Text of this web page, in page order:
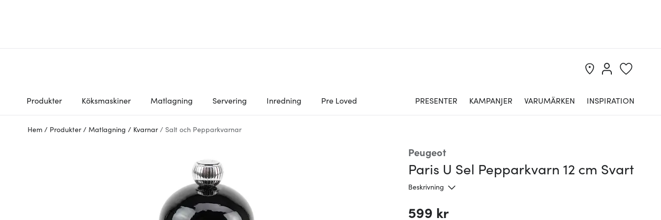
Produkter Köksmaskiner Matlagning Servering Inredning Pre Loved PRESENTER KAMPANJER VARUMÄRKEN INSPIRATION
Hem / Produkter / Matlagning / Kvarnar / Salt och Pepparkvarnar
Peugeot
Paris U Sel Pepparkvarn 12 cm Svart
Beskrivning
599 kr